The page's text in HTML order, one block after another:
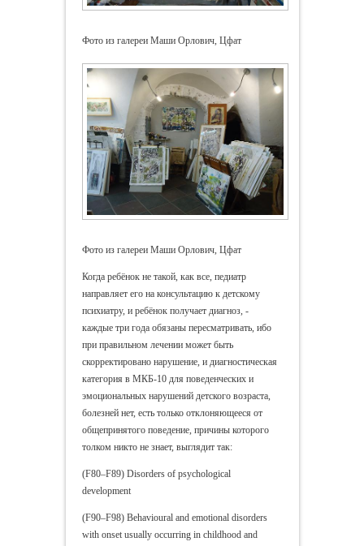
Фото из галереи Маши Орлович, Цфат
Фото из галереи Маши Орлович, Цфат
Когда ребёнок не такой, как все, педиатр
направляет его на консультацию к детскому
психиатру, и ребёнок получает диагноз, -
каждые три года обязаны пересматривать, ибо
при правильном лечении может быть
скорректировано нарушение, и диагностическая
категория в МКБ-10 для поведенческих и
эмоциональных нарушений детского возраста,
болезней нет, есть только отклоняющееся от
общепринятого поведение, причины которого
толком никто не знает, выглядит так:
(F80–F89) Disorders of psychological
development
(F90–F98) Behavioural and emotional disorders
with onset usually occurring in childhood and